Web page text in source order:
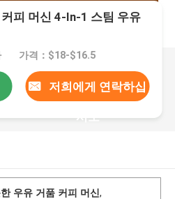
피 머신 4-In-1 스팀 우유
가격：$18-$16.5
저희에게 연락하십
시오
우유 거품 커피 머신,